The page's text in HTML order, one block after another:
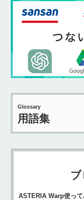
Glossary
用語集
ASTERIA Warp使って